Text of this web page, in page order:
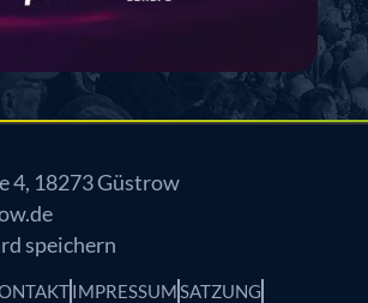
4, 18273 Güstrow
speichern
IMPRESSUMSATZUNG